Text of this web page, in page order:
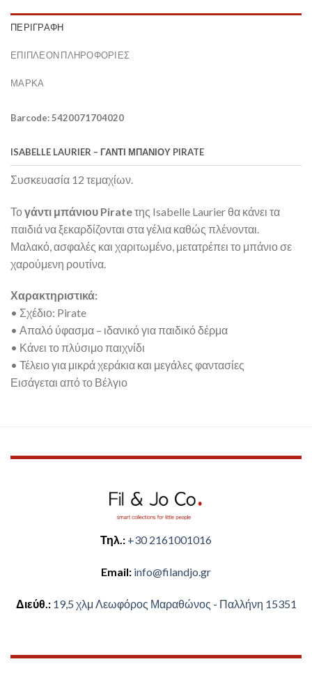
ΠΕΡΙΓΡΑΦΉ
ΕΠΙΠΛΈΟΝ ΠΛΗΡΟΦΟΡΊΕΣ
ΜΆΡΚΑ
Barcode: 5420071704020
ISABELLE LAURIER – ΓΆΝΤΙ ΜΠΆΝΙΟΥ PIRATE
Συσκευασία 12 τεμαχίων.
Τογάντι μπάνιου Pirateτης Isabelle Laurier θα κάνει τα
παιδιά να ξεκαρδίζονται στα γέλια καθώς πλένονται.
Μαλακό, ασφαλές και χαριτωμένο, μετατρέπει το μπάνιο σε
χαρούμενη ρουτίνα.
Χαρακτηριστικά:
• Σχέδιο: Pirate
• Απαλό ύφασμα – ιδανικό για παιδικό δέρμα
• Κάνει το πλύσιμο παιχνίδι
• Τέλειο για μικρά χεράκια και μεγάλες φαντασίες
Εισάγεται από το Βέλγιο
Τηλ.: +30 2161001016
Email: ​info@filandjo.gr
Διεύθ.: ​​19,5 χλμ Λεωφόρος Μαραθώνος - ​​Παλλήνη 15351